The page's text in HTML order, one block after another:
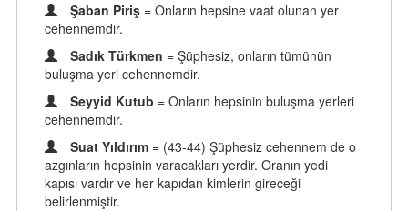
Şaban Piriş = Onların hepsine vaat olunan yer
cehennemdir.
Sadık Türkmen = Şüphesiz, onların tümünün
buluşma yeri cehennemdir.
Seyyid Kutub = Onların hepsinin buluşma yerleri
cehennemdir.
Suat Yıldırım = (43-44) Şüphesiz cehennem de o
azgınların hepsinin varacakları yerdir. Oranın yedi
kapısı vardır ve her kapıdan kimlerin gireceği
belirlenmiştir.